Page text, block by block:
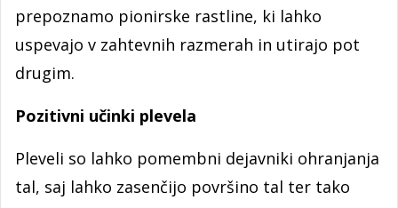
prepoznamo pionirske rastline, ki lahko
uspevajo v zahtevnih razmerah in utirajo pot
drugim.
Pozitivni učinki plevela
Pleveli so lahko pomembni dejavniki ohranjanja
tal, saj lahko zasenčijo površino tal ter tako